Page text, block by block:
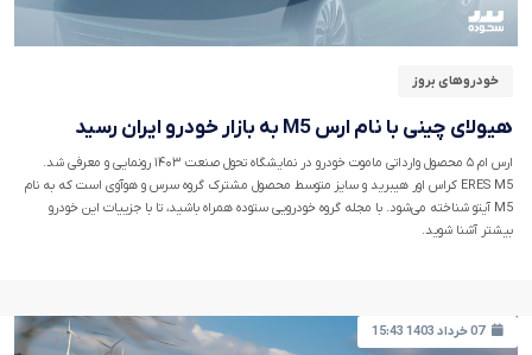
خودروهای بروز
هیولای چینی با نام ارس M5 به بازار خودرو ایران رسید
ارس ام ۵ محصول وارداتی ماموت خودرو در نمایشگاه تحول صنعت ۱۴۰۳ رونمایی و معرفی شد.
ERES M5 کراس اور هیبرید و سایز متوسط محصول مشترک گروه سرس و هوآوی است که به نام
M5 آیتو شناخته می‌شود. با مجله گروه خودرویی ستوده همراه باشید، تا با جزییات این خودرو
بیشتر آشنا شوید.
07 خرداد 1403 15:43